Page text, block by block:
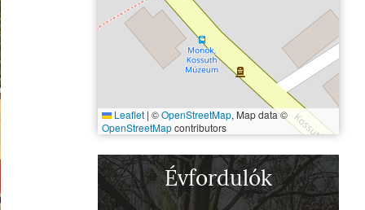
Leaflet | ©OpenStreetMap, Map data ©
OpenStreetMapcontributors
Évfordulók